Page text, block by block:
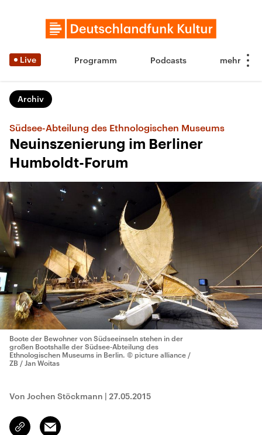
Live Programm Podcasts
Archiv
Südsee-Abteilung des Ethnologischen Museums
Neuinszenierung im Berliner
Humboldt-Forum
Boote der Bewohner von Südseeinseln stehen in der
großen Bootshalle der Südsee-Abteilung des
Ethnologischen Museums in Berlin. © picture alliance /
ZB / Jan Woitas
Von Jochen Stöckmann | 27.05.2015
Link
kopieren/teilen
Email